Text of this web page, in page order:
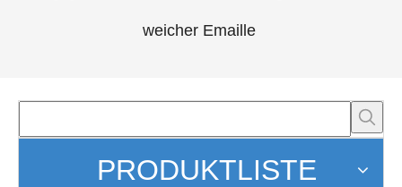
weicher Emaille
PRODUKTLISTE